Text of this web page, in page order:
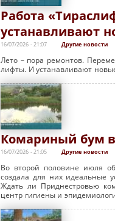
Работа
устанавливают
16/07/2026 - 21:07 Другие новости
Лето – пора ремонтов.
лифты. И устанавливают
Комариный бум в
16/07/2026 - 21:05 Другие новости
Во второй половине июля
создала для них идеальные
Ждать ли Приднестровью
центр гигиены и